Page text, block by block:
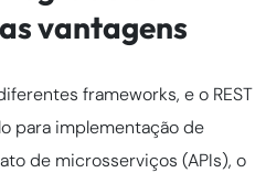
vantagens
frameworks, e o REST
para implementação de
de microsserviços (APIs), o